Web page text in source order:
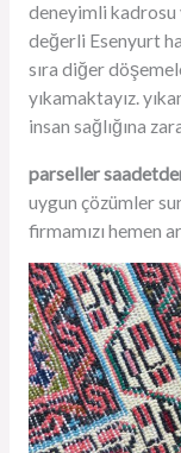
deneyimli kadrosu
değerli Esenyurt
sıra diğer
yıkamaktayız.
insan sağlığına
parseller
uygun çözümler
firmamızı hemen